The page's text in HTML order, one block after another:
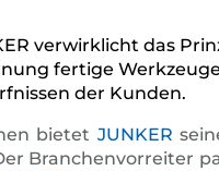
verwirklicht das
fertige
der Kunden.
bietet JUNKER
Branchenvorreiter